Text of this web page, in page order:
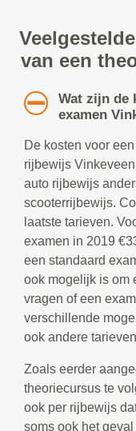
van een
Wat zijn de
examen
De kosten voor
rijbewijs
auto rijbewijs
scooterrijbewijs.
laatste tarieven.
examen in 2019
een standaard
ook mogelijk is om
vragen of een
verschillende
ook andere
Zoals eerder
theoriecursus te
ook per rijbewijs
soms ook het